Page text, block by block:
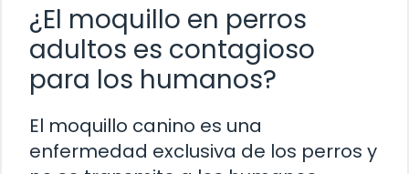
¿El moquillo en perros
adultos es contagioso
para los humanos?
El moquillo canino es una
enfermedad exclusiva de los perros y